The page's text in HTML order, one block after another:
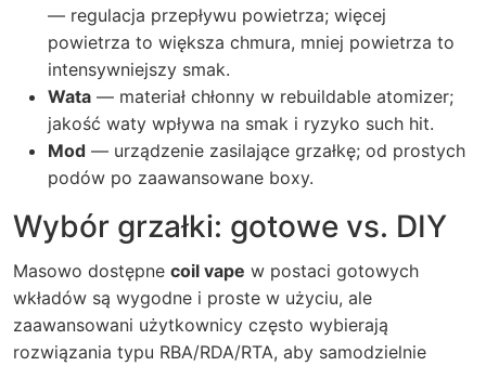
— regulacja przepływu powietrza; więcej
powietrza to większa chmura, mniej powietrza to
intensywniejszy smak.
Wata — materiał chłonny w rebuildable atomizer;
jakość waty wpływa na smak i ryzyko such hit.
Mod — urządzenie zasilające grzałkę; od prostych
podów po zaawansowane boxy.
Wybór grzałki: gotowe vs. DIY
Masowo dostępne coil vape w postaci gotowych
wkładów są wygodne i proste w użyciu, ale
zaawansowani użytkownicy często wybierają
rozwiązania typu RBA/RDA/RTA, aby samodzielnie